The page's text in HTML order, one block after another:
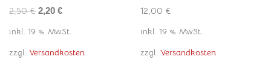
2,50€ 2,20 €
inkl. 19 % MwSt.
zzgl. Versandkosten
12,00 €
inkl. 19 % MwSt.
zzgl.Versandkosten